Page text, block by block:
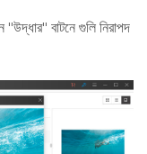
বাটনে গুলি নিরাপদ